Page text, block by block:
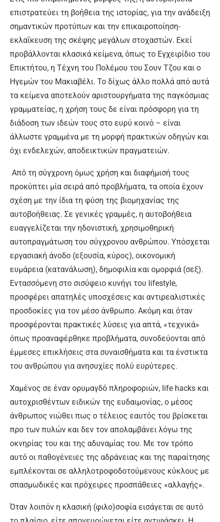
επιστρατεύει τη βοήθεια της ιστορίας, για την ανάδειξη
σημαντικών προτύπων και την επικαιροποίηση-
εκλαΐκευση της σκέψης μεγάλων στοχαστών. Εκεί
προβάλλονται κλασικά κείμενα, όπως το Εγχειρίδιο του
Επικτήτου, η Τέχνη του Πολέμου του Σουν Τζου και ο
Ηγεμών του Μακιαβέλι. Το δίχως άλλο πολλά από αυτά
τα κείμενα αποτελούν αριστουργήματα της παγκόσμιας
γραμματείας, η χρήση τους δε είναι πρόσφορη για τη
διάδοση των ιδεών τους στο ευρύ κοινό – είναι
άλλωστε γραμμένα με τη μορφή πρακτικών οδηγών και
όχι ενδελεχών, αποδεικτικών πραγματειών.
Από τη σύγχρονη όμως χρήση και διαφήμισή τους
προκύπτει μία σειρά από προβλήματα, τα οποία έχουν
σχέση με την ίδια τη φύση της βιομηχανίας της
αυτοβοήθειας. Σε γενικές γραμμές, η αυτοβοήθεια
ευαγγελίζεται την ηδονιστική, χρησιμοθηρική
αυτοπραγμάτωση του σύγχρονου ανθρώπου. Υπόσχεται
εργασιακή άνοδο (εξουσία, κύρος), οικονομική
ευμάρεια (κατανάλωση), δημοφιλία και ομορφιά (σεξ).
Εντασσόμενη στο σισύφειο κυνήγι του lifestyle,
προσφέρει απατηλές υποσχέσεις και αντιρεαλιστικές
προσδοκίες για τον μέσο άνθρωπο. Ακόμη και όταν
προσφέρονται πρακτικές λύσεις για απτά, «τεχνικά»
όπως προαναφέρθηκε προβλήματα, συνοδεύονται από
έμμεσες επικλήσεις στα συναισθήματα και τα ένστικτα
του ανθρώπου για ανησυχίες πολύ ευρύτερες.
Χαμένος σε έναν ορυμαγδό πληροφοριών, life hacks και
αυτοχρισθέντων ειδικών της ευδαιμονίας, ο μέσος
άνθρωπος νιώθει πως ο τέλειος εαυτός του βρίσκεται
προ των πυλών και δεν τον απολαμβάνει λόγω της
οκνηρίας του και της αδυναμίας του. Με τον τρόπο
αυτό οι παθογένειες της αδράνειας και της παραίτησης
εμπλέκονται σε αλληλοτροφοδοτούμενους κύκλους με
σπασμωδικές και πρόχειρες προσπάθειες «αλλαγής».
Όταν λοιπόν η κλασική (φιλο)σοφία εισάγεται σε αυτό